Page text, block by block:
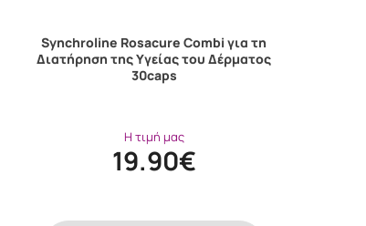
Synchroline Rosacure Combi για τη
Διατήρηση της Υγείας του Δέρματος
30caps
Η τιμή μας
19.90€